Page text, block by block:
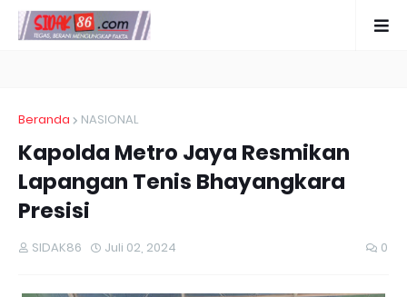
Beranda NASIONAL
Kapolda Metro Jaya Resmikan
Lapangan Tenis Bhayangkara
Presisi
SIDAK86 Juli 02, 2024 0